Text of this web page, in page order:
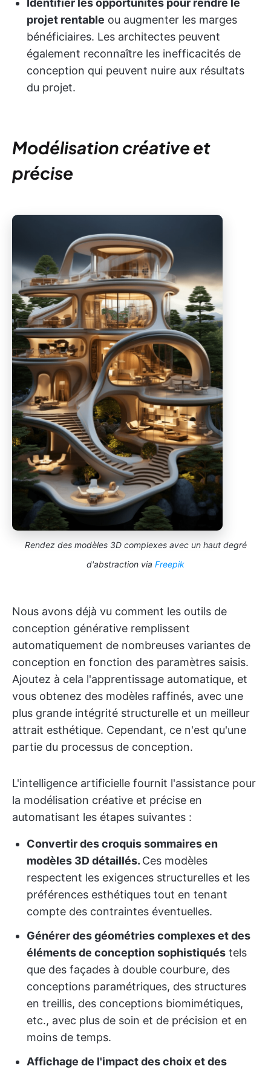
Identifier les opportunités pour rendre le
projet rentable ou augmenter les marges
bénéficiaires. Les architectes peuvent
également reconnaître les inefficacités de
conception qui peuvent nuire aux résultats
du projet.
Modélisation créative et
précise
Rendez des modèles 3D complexes avec un haut degré
d'abstraction via Freepik
Nous avons déjà vu comment les outils de
conception générative remplissent
automatiquement de nombreuses variantes de
conception en fonction des paramètres saisis.
Ajoutez à cela l'apprentissage automatique, et
vous obtenez des modèles raffinés, avec une
plus grande intégrité structurelle et un meilleur
attrait esthétique. Cependant, ce n'est qu'une
partie du processus de conception.
L'intelligence artificielle fournit l'assistance pour
la modélisation créative et précise en
automatisant les étapes suivantes :
Convertir des croquis sommaires en
modèles 3D détaillés. Ces modèles
respectent les exigences structurelles et les
préférences esthétiques tout en tenant
compte des contraintes éventuelles.
Générer des géométries complexes et des
éléments de conception sophistiqués tels
que des façades à double courbure, des
conceptions paramétriques, des structures
en treillis, des conceptions biomimétiques,
etc., avec plus de soin et de précision et en
moins de temps.
Affichage de l'impact des choix et des